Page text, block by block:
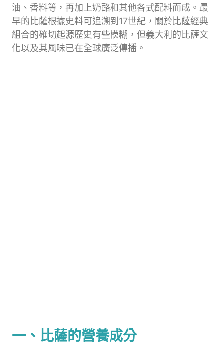
油、香料等，再加上奶酪和其他各式配料而成。最
早的比薩根據史料可追溯到17世紀，關於比薩經典
組合的確切起源歷史有些模糊，但義大利的比薩文
化以及其風味已在全球廣泛傳播。
一、比薩的營養成分